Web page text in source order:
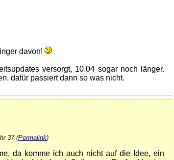
davon!
versorgt, 10.04 sogar noch länger.
dafür passiert dann so was nicht.
37 (Permalink)
da komme ich auch nicht auf die Idee, ein